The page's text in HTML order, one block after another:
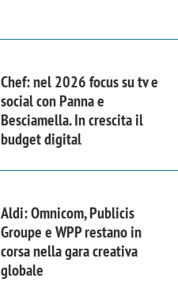
Chef: nel 2026 focus su tv e
social con Panna e
Besciamella. In crescita il
budget digital
Aldi: Omnicom, Publicis
Groupe e WPP restano in
corsa nella gara creativa
globale